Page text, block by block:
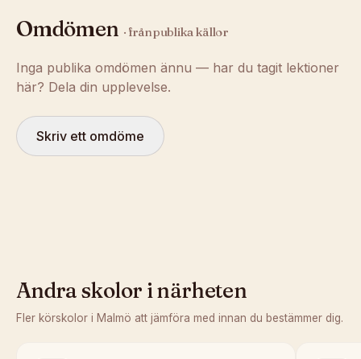
Omdömen · från publika källor
Inga publika omdömen ännu — har du tagit lektioner
här? Dela din upplevelse.
Skriv ett omdöme
Andra skolor i närheten
Fler körskolor i Malmö att jämföra med innan du bestämmer dig.